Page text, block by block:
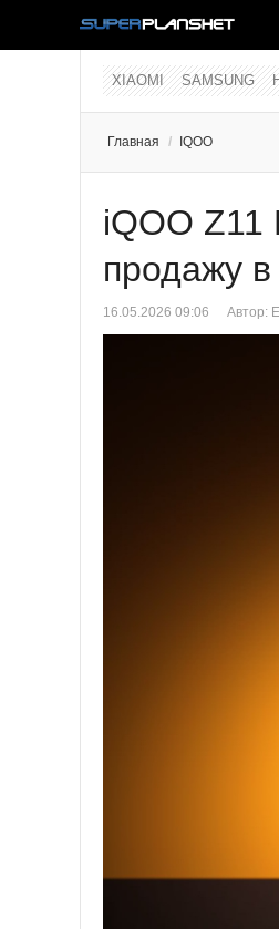
XIAOMI SAMSUNG
Главная / IQOO
iQOO Z11
продажу
16.05.2026 09:06 Автор: